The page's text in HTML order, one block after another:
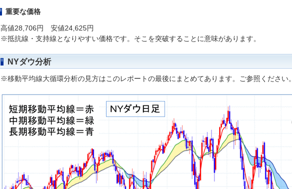
重要な価格
高値28,706円 安値24,625円
※抵抗線・支持線となりやすい価格です。そこを突破することに意味があります。
NYダウ分析
※移動平均線大循環分析の見方はこのレポートの最後にまとめてあります。ご参照ください。